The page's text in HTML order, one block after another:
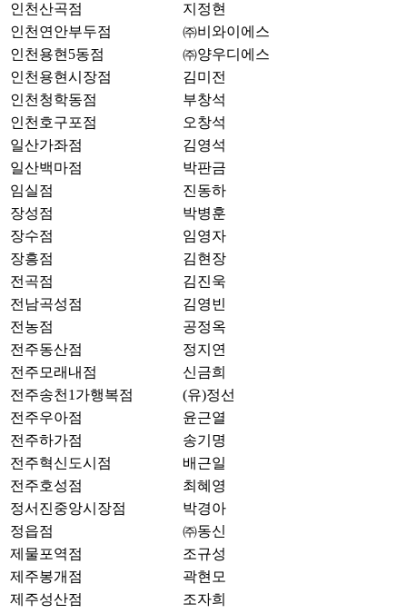
인천산곡점
지정현
인천연안부두점
㈜비와이에스
인천용현5동점
㈜양우디에스
인천용현시장점
김미전
인천청학동점
부창석
인천호구포점
오창석
일산가좌점
김영석
일산백마점
박판금
임실점
진동하
장성점
박병훈
장수점
임영자
장흥점
김현장
전곡점
김진욱
전남곡성점
김영빈
전농점
공정옥
전주동산점
정지연
전주모래내점
신금희
전주송천1가행복점
(유)정선
전주우아점
윤근열
전주하가점
송기명
전주혁신도시점
배근일
전주호성점
최혜영
정서진중앙시장점
박경아
정읍점
㈜동신
제물포역점
조규성
제주봉개점
곽현모
제주성산점
조자희